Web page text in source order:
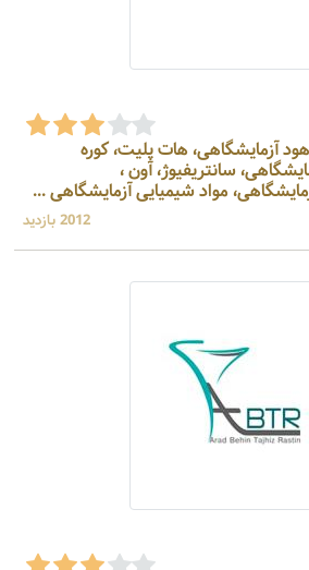
تولید کننده ، فروشنده هود آزمایشگاهی، هات پلیت، کوره
سانتریفیوژ، آون ،
مواد شیمیایی آزمایشگاهی ...
2012 بازدید